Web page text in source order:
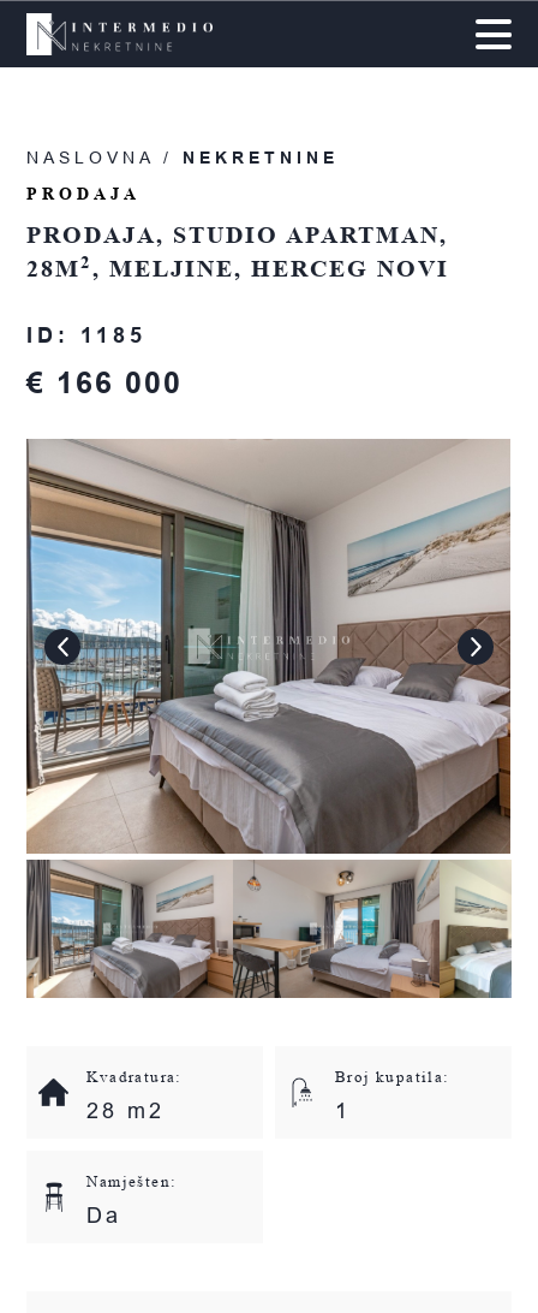
NASLOVNA / NEKRETNINE
PRODAJA
PRODAJA, STUDIO APARTMAN,
28M2 , MELJINE, HERCEG NOVI
ID: 1185
€ 166 000
Kvadratura:
28 m2
Broj kupatila:
1
Namješten:
Da